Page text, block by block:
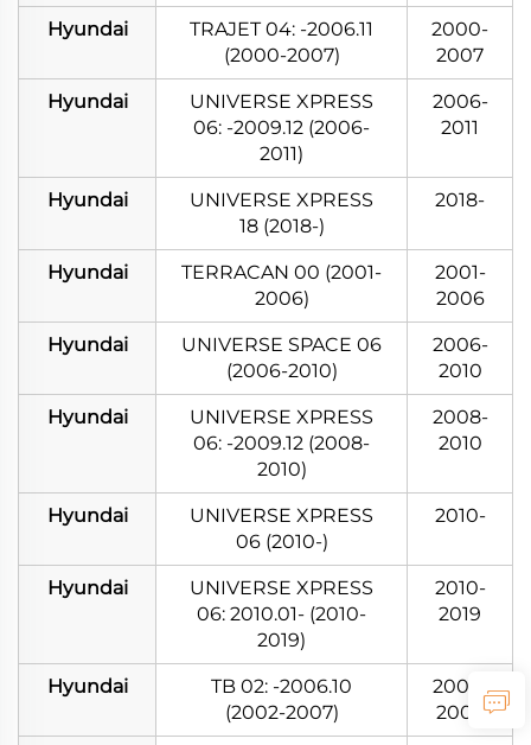
Hyundai
TRAJET 04: -2006.11
(2000-2007)
2000-
2007
Hyundai
UNIVERSE XPRESS
06: -2009.12 (2006-
2011)
2006-
2011
Hyundai
UNIVERSE XPRESS
18 (2018-)
2018-
Hyundai
TERRACAN 00 (2001-
2006)
2001-
2006
Hyundai
UNIVERSE SPACE 06
(2006-2010)
2006-
2010
Hyundai
UNIVERSE XPRESS
06: -2009.12 (2008-
2010)
2008-
2010
Hyundai
UNIVERSE XPRESS
06 (2010-)
2010-
Hyundai
UNIVERSE XPRESS
06: 2010.01- (2010-
2019)
2010-
2019
Hyundai
TB 02: -2006.10
(2002-2007)
2002-
2007